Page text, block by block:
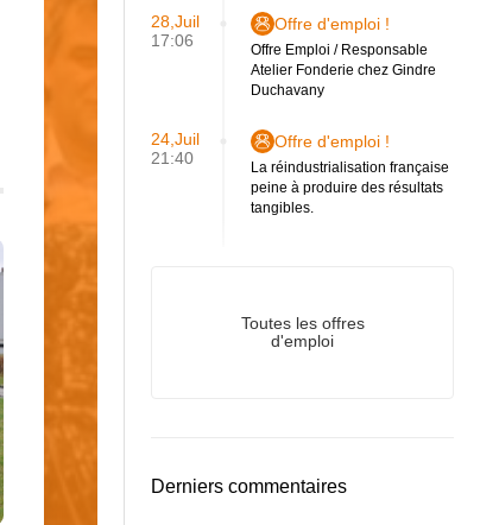
28,Juil
17:06
Offre d'emploi !
Offre Emploi / Responsable
Atelier Fonderie chez Gindre
Duchavany
24,Juil
21:40
Offre d'emploi !
La réindustrialisation française
peine à produire des résultats
tangibles.
Toutes les offres
d'emploi
Derniers commentaires